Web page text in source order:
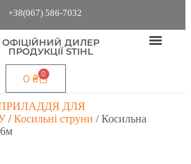
+38(067) 586-7032
ОФІЦІЙНИЙ ДИЛЕР
ПРОДУКЦІЇ STIHL
0 ₴ 0
ДЛЯ
/Косильні струни / Косильна